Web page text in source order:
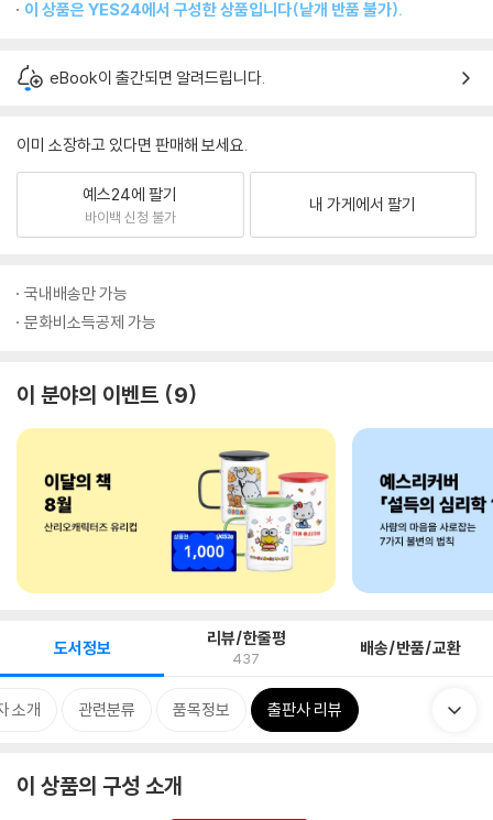
이 상품은 YES24에서 구성한 상품입니다(낱개 반품 불가).
eBook이 출간되면 알려드립니다.
이미 소장하고 있다면 판매해 보세요.
예스24에 팔기
바이백 신청 불가
내 가게에서 팔기
국내배송만 가능
문화비소득공제 가능
이 분야의 이벤트 9
도서정보 리뷰/한줄평
437 배송/반품/교환
소개 관련분류 품목정보 출판사 리뷰
이 상품의 구성 소개